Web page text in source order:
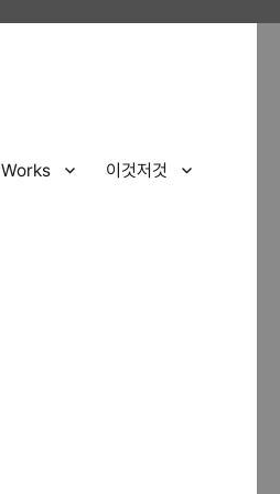
Works 이것저것